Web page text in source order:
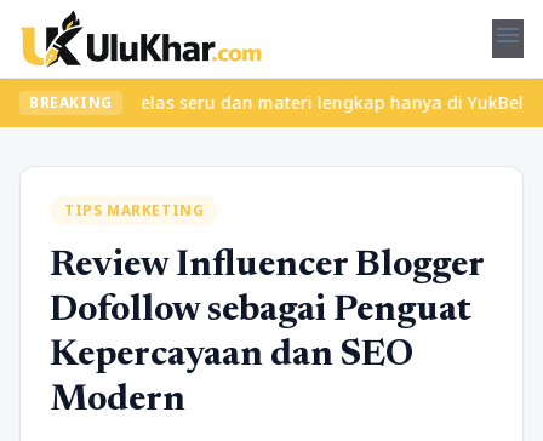
menu
BREAKINGkelas seru dan materi lengkap hanya di
TIPS MARKETING
Review Influencer Blogger
Dofollow sebagai Penguat
Kepercayaan dan SEO
Modern